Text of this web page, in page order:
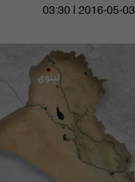
03:30 | 2016-05-03